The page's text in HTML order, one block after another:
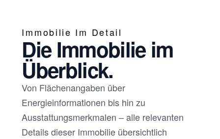
Immobilie Im Detail
Die Immobilie im
Überblick.
Von Flächenangaben über
Energieinformationen bis hin zu
Ausstattungsmerkmalen – alle relevanten
Details dieser Immobilie übersichtlich